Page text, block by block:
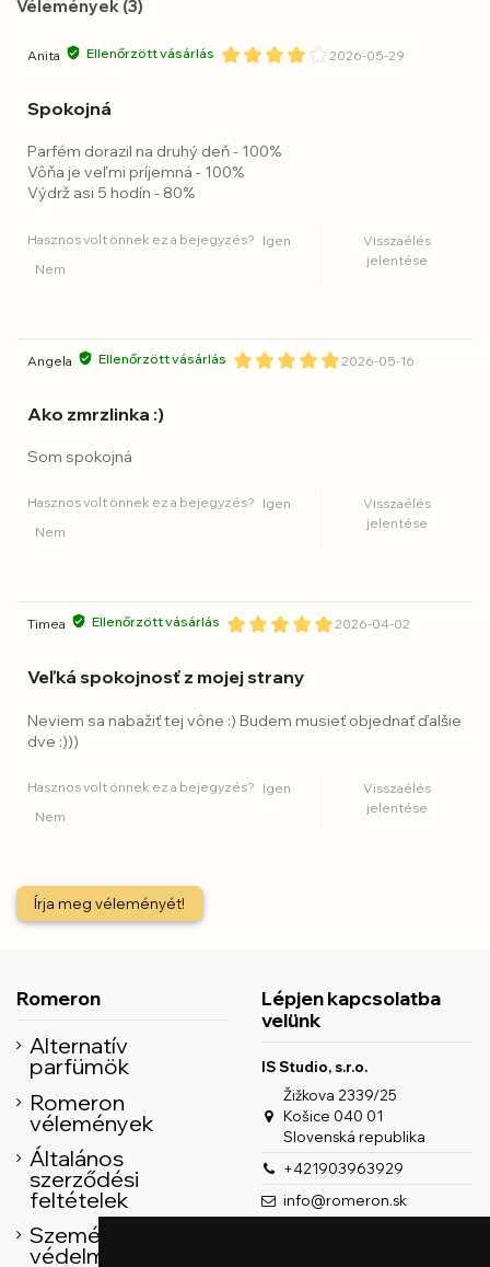
Vélemények (3)
Anita Ellenőrzött vásárlás 2026-05-29
Spokojná
Parfém dorazil na druhý deň - 100%
Vôňa je veľmi príjemná - 100%
Výdrž asi 5 hodín - 80%
Hasznos volt önnek ez a bejegyzés? Igen
Nem
Visszaélés
jelentése
Angela Ellenőrzött vásárlás 2026-05-16
Ako zmrzlinka :)
Som spokojná
Hasznos volt önnek ez a bejegyzés? Igen
Nem
Visszaélés
jelentése
Timea Ellenőrzött vásárlás 2026-04-02
Veľká spokojnosť z mojej strany
Neviem sa nabažiť tej vône :) Budem musieť objednať ďalšie
dve :)))
Hasznos volt önnek ez a bejegyzés? Igen
Nem
Visszaélés
jelentése
Írja meg véleményét!
Romeron
Alternatív
parfümök
Romeron
vélemények
Általános
szerződési
feltételek
Személyes adatok
védelme
Lépjen kapcsolatba
velünk
IS Studio, s.r.o.
Žižkova 2339/25
Košice 040 01
Slovenská republika
+421903963929
info@romeron.sk